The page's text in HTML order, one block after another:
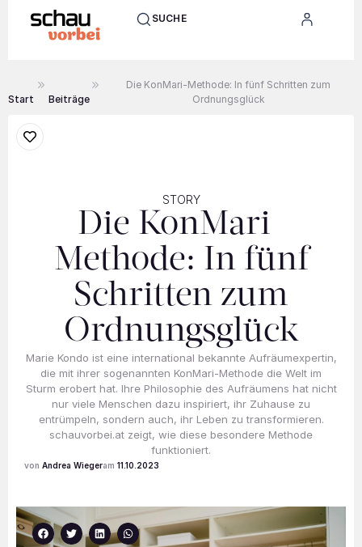
SUCHE
Start Beiträge
Die KonMari-Methode: In fünf Schritten zum
Ordnungsglück
STORY
Die KonMari-
Methode: In fünf
Schritten zum
Ordnungsglück
Marie Kondo ist eine international bekannte Aufräumexpertin,
die mit ihrer sogenannten KonMari-Methode die Welt im
Sturm erobert hat. Ihre Philosophie des Aufräumens hat nicht
nur viele Menschen dazu inspiriert, ihr Zuhause zu
entrümpeln, sondern auch, ihr Leben zu transformieren.
schauvorbei.at zeigt, wie diese besondere Methode
funktioniert.
Andrea Wieger 11.10.2023